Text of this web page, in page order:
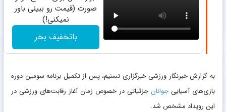
صورت (قیمت رو ببینی باور
نمیکنی!)
باتخفیف بخر
به گزارش خبرنگار ورزشی خبرگزاری تسنیم، پس از تکمیل برنامه سومین دوره
بازی‌های آسیایی جوانان جزئیاتی در خصوص زمان آغاز رقابت‌های ورزشی در
این رویداد مشخص شد.